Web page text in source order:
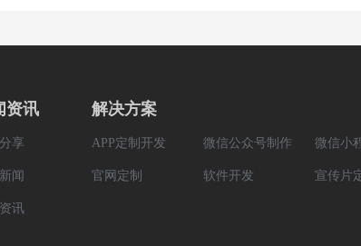
资讯
享
闻
讯
解决方案
APP定制开发 微信公众号制作 微信小
官网定制 软件开发 宣传片